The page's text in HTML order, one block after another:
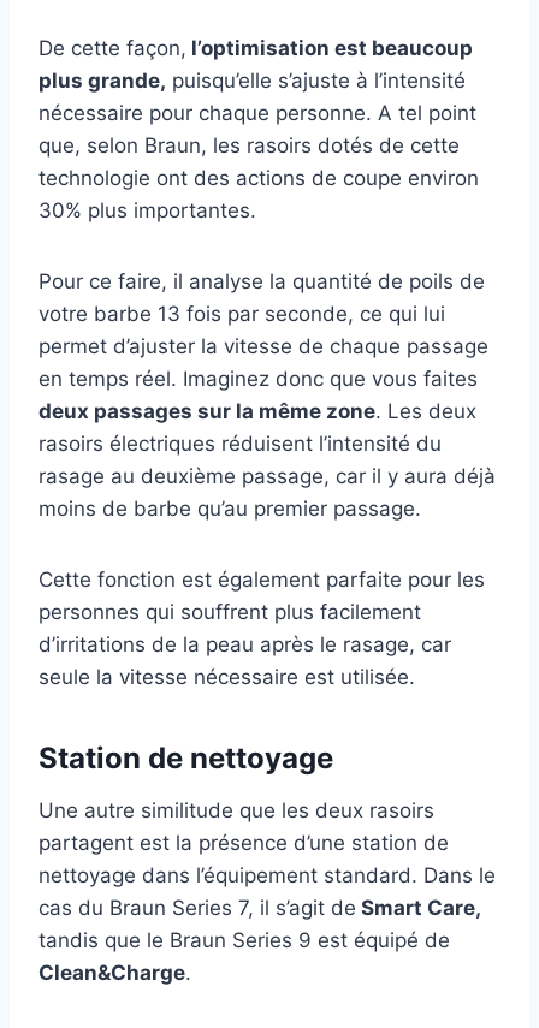
De cette façon, l’optimisation est beaucoup
plus grande, puisqu’elle s’ajuste à l’intensité
nécessaire pour chaque personne. A tel point
que, selon Braun, les rasoirs dotés de cette
technologie ont des actions de coupe environ
30% plus importantes.
Pour ce faire, il analyse la quantité de poils de
votre barbe 13 fois par seconde, ce qui lui
permet d’ajuster la vitesse de chaque passage
en temps réel. Imaginez donc que vous faites
deux passages sur la même zone. Les deux
rasoirs électriques réduisent l’intensité du
rasage au deuxième passage, car il y aura déjà
moins de barbe qu’au premier passage.
Cette fonction est également parfaite pour les
personnes qui souffrent plus facilement
d’irritations de la peau après le rasage, car
seule la vitesse nécessaire est utilisée.
Station de nettoyage
Une autre similitude que les deux rasoirs
partagent est la présence d’une station de
nettoyage dans l’équipement standard. Dans le
cas du Braun Series 7, il s’agit de Smart Care,
tandis que le Braun Series 9 est équipé de
Clean&Charge.